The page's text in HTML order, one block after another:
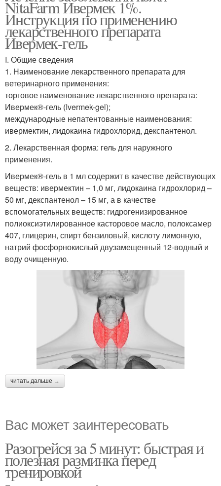
NitaFarm Ивермек 1%.
Инструкция по применению
лекарственного препарата
Ивермек-гель
I. Общие сведения
1. Наименование лекарственного препарата для
ветеринарного применения:
торговое наименование лекарственного препарата:
Ивермек®-гель (Ivermek-gel);
международные непатентованные наименования:
ивермектин, лидокаина гидрохлорид, декспантенол.
2. Лекарственная форма: гель для наружного
применения.
Ивермек®-гель в 1 мл содержит в качестве действующих
веществ: ивермектин – 1,0 мг, лидокаина гидрохлорид –
50 мг, декспантенол – 15 мг, а в качестве
вспомогательных веществ: гидрогенизированное
полиоксиэтилированное касторовое масло, полоксамер
407, глицерин, спирт бензиловый, кислоту лимонную,
натрий фосфорнокислый двузамещенный 12-водный и
воду очищенную.
читать дальше →
Вас может заинтересовать
Разогрейся за 5 минут: быстрая и
полезная разминка перед
тренировкой